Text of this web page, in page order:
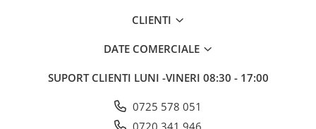
CLIENTI
DATE COMERCIALE
SUPORT CLIENTI LUNI -VINERI 08:30 - 17:00
0725 578 051
0720 341 946